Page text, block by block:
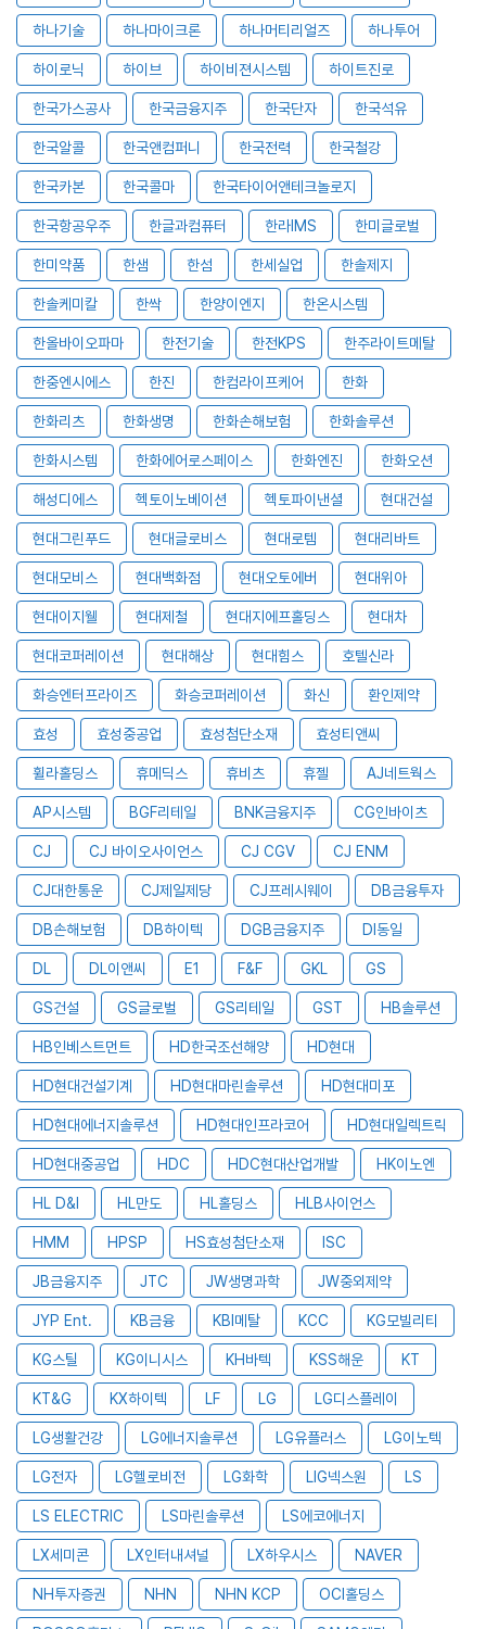
하나기술 하나마이크론 하나머티리얼즈 하나투어
하이로닉 하이브 하이비젼시스템 하이트진로
한국가스공사 한국금융지주 한국단자 한국석유
한국알콜 한국앤컴퍼니 한국전력 한국철강
한국카본 한국콜마 한국타이어앤테크놀로지
한국항공우주 한글과컴퓨터 한라IMS 한미글로벌
한미약품 한샘 한섬 한세실업 한솔제지
한솔케미칼 한싹 한양이엔지 한온시스템
한올바이오파마 한전기술 한전KPS 한주라이트메탈
한중엔시에스 한진 한컴라이프케어 한화
한화리츠 한화생명 한화손해보험 한화솔루션
한화시스템 한화에어로스페이스 한화엔진 한화오션
해성디에스 헥토이노베이션 헥토파이낸셜 현대건설
현대그린푸드 현대글로비스 현대로템 현대리바트
현대모비스 현대백화점 현대오토에버 현대위아
현대이지웰 현대제철 현대지에프홀딩스 현대차
현대코퍼레이션 현대해상 현대힘스 호텔신라
화승엔터프라이즈 화승코퍼레이션 화신 환인제약
효성 효성중공업 효성첨단소재 효성티앤씨
휠라홀딩스 휴메딕스 휴비츠 휴젤 AJ네트웍스
AP시스템 BGF리테일 BNK금융지주 CG인바이츠
CJ CJ 바이오사이언스 CJ CGV CJ ENM
CJ대한통운 CJ제일제당 CJ프레시웨이 DB금융투자
DB손해보험 DB하이텍 DGB금융지주 DI동일
DL DL이앤씨 E1 F&F GKL GS
GS건설 GS글로벌 GS리테일 GST HB솔루션
HB인베스트먼트 HD한국조선해양 HD현대
HD현대건설기계 HD현대마린솔루션 HD현대미포
HD현대에너지솔루션 HD현대인프라코어 HD현대일렉트릭
HD현대중공업 HDC HDC현대산업개발 HK이노엔
HL D&I HL만도 HL홀딩스 HLB사이언스
HMM HPSP HS효성첨단소재 ISC
JB금융지주 JTC JW생명과학 JW중외제약
JYP Ent. KB금융 KBI메탈 KCC KG모빌리티
KG스틸 KG이니시스 KH바텍 KSS해운 KT
KT&G KX하이텍 LF LG LG디스플레이
LG생활건강 LG에너지솔루션 LG유플러스 LG이노텍
LG전자 LG헬로비전 LG화학 LIG넥스원 LS
LS ELECTRIC LS마린솔루션 LS에코에너지
LX세미콘 LX인터내셔널 LX하우시스 NAVER
NH투자증권 NHN NHN KCP OCI홀딩스